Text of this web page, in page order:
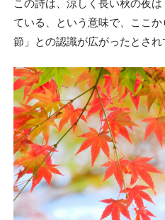
この詩は、涼しく長い秋の夜は
ている、という意味で、ここ
節」との認識が広がったとされ